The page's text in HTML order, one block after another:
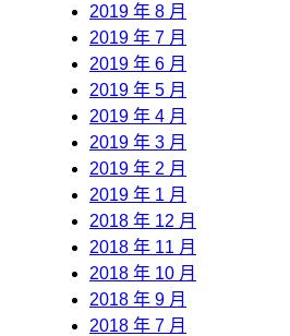
2019 年 8 月
2019 年 7 月
2019 年 6 月
2019 年 5 月
2019 年 4 月
2019 年 3 月
2019 年 2 月
2019 年 1 月
2018 年 12 月
2018 年 11 月
2018 年 10 月
2018 年 9 月
2018 年 7 月